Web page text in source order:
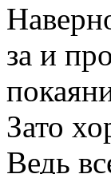
за и
Зато
Ведь